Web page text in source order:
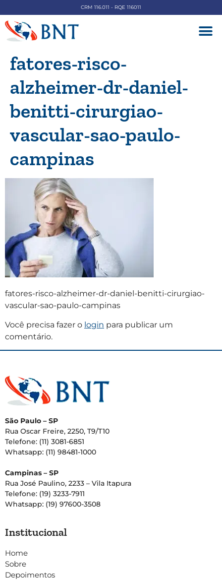
CRM 116.011 - RQE 116011
fatores-risco-
alzheimer-dr-daniel-
benitti-cirurgiao-
vascular-sao-paulo-
campinas
fatores-risco-alzheimer-dr-daniel-benitti-cirurgiao-
vascular-sao-paulo-campinas
Você precisa fazer o login para publicar um
comentário.
São Paulo – SP
Rua Oscar Freire, 2250, T9/T10
Telefone: (11) 3081-6851
Whatsapp: (11) 98481-1000
Campinas – SP
Rua José Paulino, 2233 – Vila Itapura
Telefone: (19) 3233-7911
Whatsapp: (19) 97600-3508
Institucional
Home
Sobre
Depoimentos